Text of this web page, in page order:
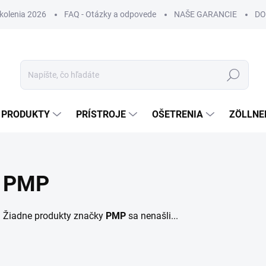
2026 FAQ - Otázky a odpovede NAŠE GARANCIE
Hľadať
PRODUKTY PRÍSTROJE OŠETRENIA
PMP
Žiadne produkty značky PMP sa nenašli...